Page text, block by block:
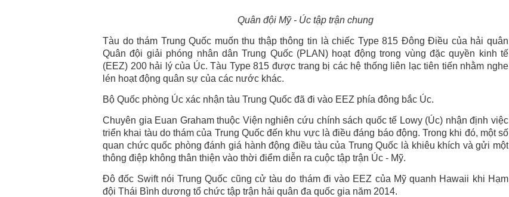
Quân đội Mỹ - Úc tập trận chung
Tàu do thám Trung Quốc muốn thu thập thông tin là chiếc Type 815 Đông Điều của hải quân
Quân đội giải phóng nhân dân Trung Quốc (PLAN) hoạt động trong vùng đặc quyền kinh tế
(EEZ) 200 hải lý của Úc. Tàu Type 815 được trang bị các hệ thống liên lạc tiên tiến nhằm nghe
lén hoạt động quân sự của các nước khác.
Bộ Quốc phòng Úc xác nhận tàu Trung Quốc đã đi vào EEZ phía đông bắc Úc.
Chuyên gia Euan Graham thuộc Viện nghiên cứu chính sách quốc tế Lowy (Úc) nhận định việc
triển khai tàu do thám của Trung Quốc đến khu vực là điều đáng báo động. Trong khi đó, một số
quan chức quốc phòng đánh giá hành động điều tàu của Trung Quốc là khiêu khích và gửi một
thông điệp không thân thiện vào thời điểm diễn ra cuộc tập trận Úc - Mỹ.
Đô đốc Swift nói Trung Quốc cũng cử tàu do thám đi vào EEZ của Mỹ quanh Hawaii khi Hạm
đội Thái Bình dương tổ chức tập trận hải quân đa quốc gia năm 2014.